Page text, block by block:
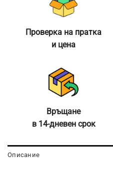
Проверка на пратка
и цена
Връщане
в 14-дневен срок
Описание